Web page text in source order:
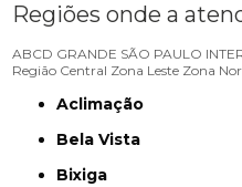
Regiões onde a
ABCD GRANDE SÃO PAULO
Região Central Zona Leste Zona
Aclimação
Bela Vista
Bixiga